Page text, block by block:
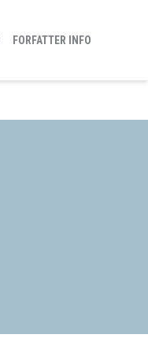
FORFATTER INFO